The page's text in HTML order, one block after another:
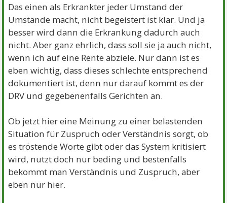
Das einen als Erkrankter jeder Umstand der
Umstände macht, nicht begeistert ist klar. Und ja
besser wird dann die Erkrankung dadurch auch
nicht. Aber ganz ehrlich, dass soll sie ja auch nicht,
wenn ich auf eine Rente abziele. Nur dann ist es
eben wichtig, dass dieses schlechte entsprechend
dokumentiert ist, denn nur darauf kommt es der
DRV und gegebenenfalls Gerichten an.
Ob jetzt hier eine Meinung zu einer belastenden
Situation für Zuspruch oder Verständnis sorgt, ob
es tröstende Worte gibt oder das System kritisiert
wird, nutzt doch nur beding und bestenfalls
bekommt man Verständnis und Zuspruch, aber
eben nur hier.